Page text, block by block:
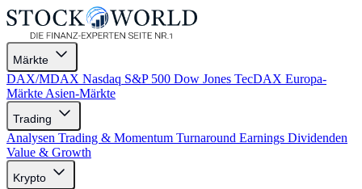
Märkte
DAX/MDAX Nasdaq S&P 500 Dow Jones TecDAX Europa-
Märkte Asien-Märkte
Trading
Analysen Trading & Momentum Turnaround Earnings Dividenden
Value & Growth
Krypto